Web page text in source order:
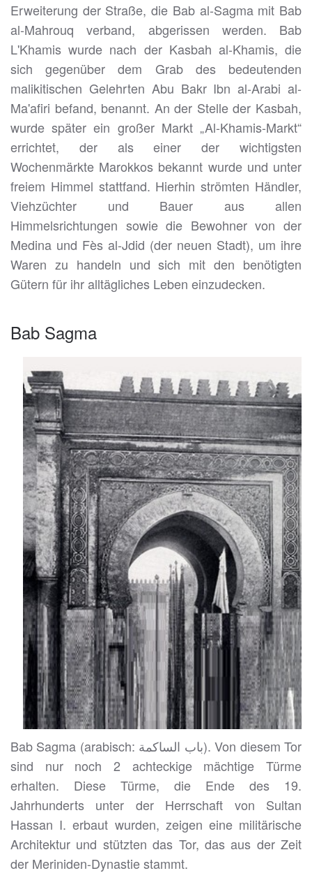
Erweiterung der Straße, die Bab al-Sagma mit Bab
al-Mahrouq verband, abgerissen werden. Bab
L'Khamis wurde nach der Kasbah al-Khamis, die
sich gegenüber dem Grab des bedeutenden
malikitischen Gelehrten Abu Bakr Ibn al-Arabi al-
Ma'afiri befand, benannt. An der Stelle der Kasbah,
wurde später ein großer Markt „Al-Khamis-Markt“
errichtet, der als einer der wichtigsten
Wochenmärkte Marokkos bekannt wurde und unter
freiem Himmel stattfand. Hierhin strömten Händler,
Viehzüchter und Bauer aus allen
Himmelsrichtungen sowie die Bewohner von der
Medina und Fès al-Jdid (der neuen Stadt), um ihre
Waren zu handeln und sich mit den benötigten
Gütern für ihr alltägliches Leben einzudecken.
Bab Sagma
Bab Sagma (arabisch: باب الساكمة). Von diesem Tor
sind nur noch 2 achteckige mächtige Türme
erhalten. Diese Türme, die Ende des 19.
Jahrhunderts unter der Herrschaft von Sultan
Hassan I. erbaut wurden, zeigen eine militärische
Architektur und stützten das Tor, das aus der Zeit
der Meriniden-Dynastie stammt.